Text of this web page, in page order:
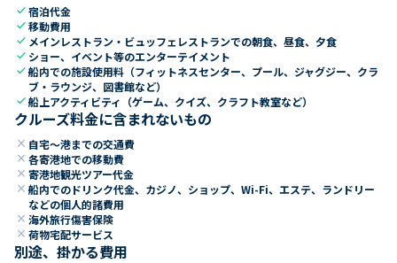
check宿泊代金
check移動費用
check メインレストラン・ビュッフェレストランでの朝食、昼食、夕食
check ショー、イベント等のエンターテイメント
check船内での施設使用料（フィットネスセンター、プール、ジャグジー、クラ
ブ・ラウンジ、図書館など）
check船上アクティビティ（ゲーム、クイズ、クラフト教室など）
クルーズ料金に含まれないもの
close 自宅～港までの交通費
close 各寄港地での移動費
close 寄港地観光ツアー代金
close 船内でのドリンク代金、カジノ、ショップ、Wi-Fi、エステ、ランドリー
などの個人的諸費用
close 海外旅行傷害保険
close 荷物宅配サービス
別途、掛かる費用